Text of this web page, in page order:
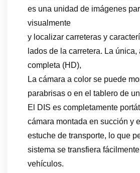
es una unidad de imágenes
visualmente
y localizar carreteras y
lados de la carretera. La
completa (HD),
La cámara a color se puede
parabrisas o en el tablero de
El DIS es completamente
cámara montada en succión y
estuche de transporte, lo que
sistema se transfiera
vehículos.